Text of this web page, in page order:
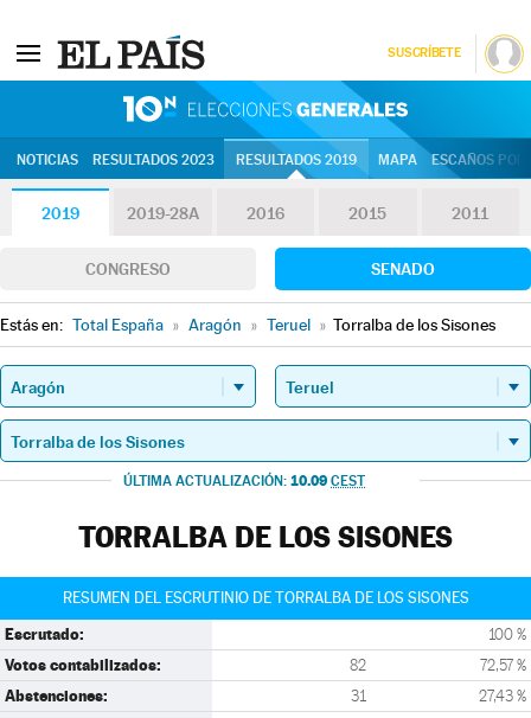
SUSCRÍBETE
NOTICIAS RESULTADOS 2023 RESULTADOS 2019 MAPA ESCAÑOS
2019 2019-28A 2016 2015 2011
CONGRESO SENADO
Estás en: Total España » Aragón » Teruel » Torralba de los Sisones
ÚLTIMA ACTUALIZACIÓN: 10.09 CEST
TORRALBA DE LOS SISONES
RESUMEN DEL ESCRUTINIO DE TORRALBA DE LOS SISONES
Escrutado: 100 %
Votos contabilizados: 82 72,57 %
Abstenciones: 31 27,43 %